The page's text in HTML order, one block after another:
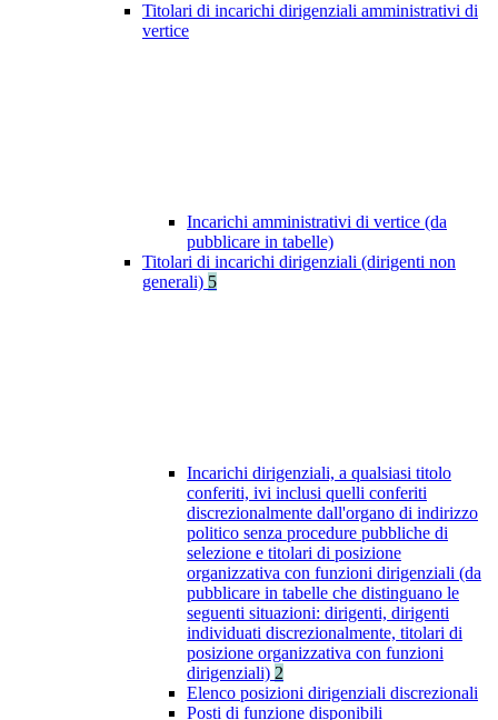
Titolari di incarichi dirigenziali amministrativi di
vertice
Incarichi amministrativi di vertice (da
pubblicare in tabelle)
Titolari di incarichi dirigenziali (dirigenti non
generali) 5
Incarichi dirigenziali, a qualsiasi titolo
conferiti, ivi inclusi quelli conferiti
discrezionalmente dall'organo di indirizzo
politico senza procedure pubbliche di
selezione e titolari di posizione
organizzativa con funzioni dirigenziali (da
pubblicare in tabelle che distinguano le
seguenti situazioni: dirigenti, dirigenti
individuati discrezionalmente, titolari di
posizione organizzativa con funzioni
dirigenziali) 2
Elenco posizioni dirigenziali discrezionali
Posti di funzione disponibili